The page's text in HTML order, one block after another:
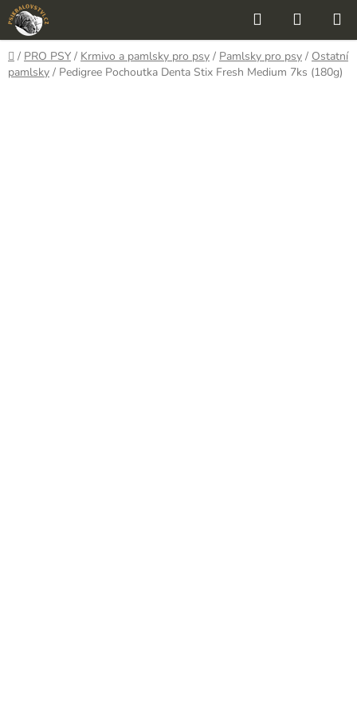
Přejít
na
obsah
Hledat
KOŠÍK
Domů
/ PRO PSY / Krmivo a pamlsky pro psy / Pamlsky pro psy / Ostatní
pamlsky / Pedigree Pochoutka Denta Stix Fresh Medium 7ks (180g)